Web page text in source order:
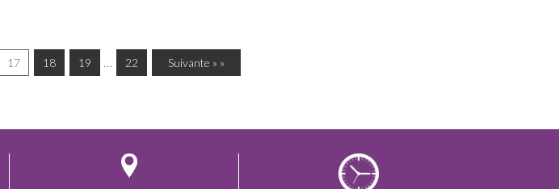
17 18 19 22 Suivante » »